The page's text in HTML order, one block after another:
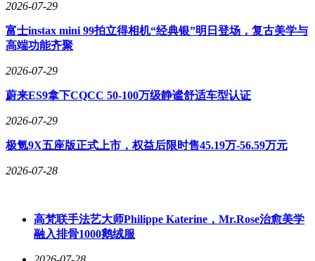
2026-07-29
富士instax mini 99拍立得相机“经典银”明日登场，复古美学与
高端功能齐聚
2026-07-29
蔚来ES9拿下CQCC 50-100万级静谧舒适车型认证
2026-07-29
极氪9X五座版正式上市，权益后限时售45.19万-56.59万元
2026-07-28
高梵联手法艺大师Philippe Katerine，Mr.Rose治愈美学
融入排骨1000鹅绒服